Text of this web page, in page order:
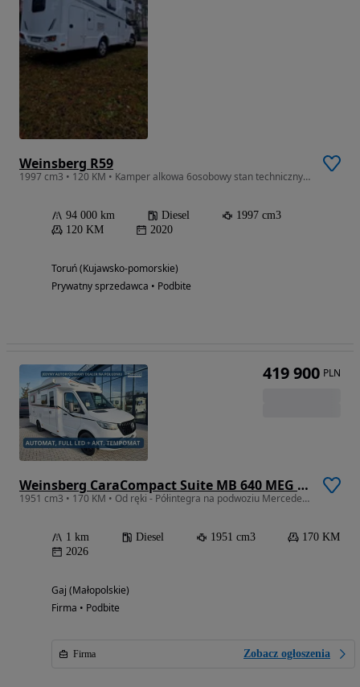
Weinsberg R59
1997 cm3 • 120 KM • Kamper alkowa 6osobowy stan techniczny idealny klima bagażnik rowerowy
94 000 km Diesel
1997 cm3
120 KM
2020
Toruń (Kujawsko-pomorskie)
Prywatny sprzedawca • Podbite
Weinsberg CaraCompact Suite MB 640 MEG - Wersja ZIMOWA
1951 cm3 • 170 KM • Od ręki - Półintegra na podwoziu Mercedesa z automatem! KRAKÓW!
1 km Diesel 1951 cm3
170 KM
2026
Gaj (Małopolskie)
Firma • Podbite
Firma Zobacz ogłoszenia
419 900 PLN